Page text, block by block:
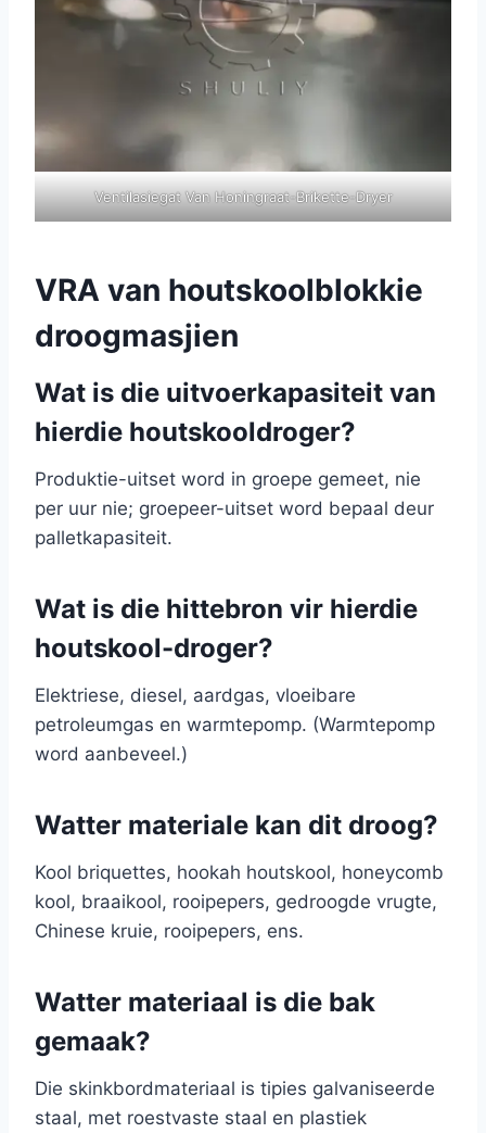
Ventilasiegat Van Honingraat-Brikette-Dryer
VRA van houtskoolblokkie
droogmasjien
Wat is die uitvoerkapasiteit van
hierdie houtskooldroger?
Produktie-uitset word in groepe gemeet, nie
per uur nie; groepeer-uitset word bepaal deur
palletkapasiteit.
Wat is die hittebron vir hierdie
houtskool-droger?
Elektriese, diesel, aardgas, vloeibare
petroleumgas en warmtepomp. (Warmtepomp
word aanbeveel.)
Watter materiale kan dit droog?
Kool briquettes, hookah houtskool, honeycomb
kool, braaikool, rooipepers, gedroogde vrugte,
Chinese kruie, rooipepers, ens.
Watter materiaal is die bak
gemaak?
Die skinkbordmateriaal is tipies galvaniseerde
staal, met roestvaste staal en plastiek